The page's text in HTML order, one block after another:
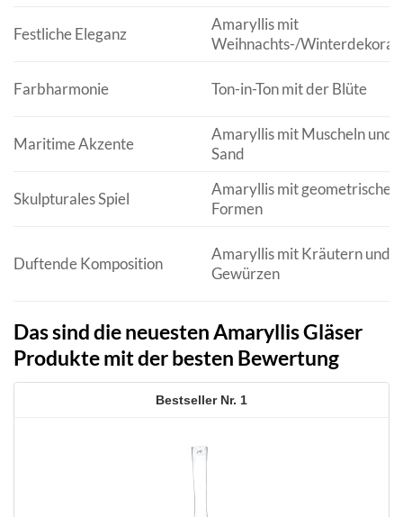
Festliche Eleganz
Amaryllis mit
Weihnachts-/
Farbharmonie Ton-in-Ton mit der Blüte
Maritime Akzente
Amaryllis mit Muscheln und
Sand
Skulpturales Spiel
Amaryllis mit geometrischen
Formen
Duftende Komposition
Amaryllis mit Kräutern und
Gewürzen
Das sind die neuesten Amaryllis Gläser
Produkte mit der besten Bewertung
1